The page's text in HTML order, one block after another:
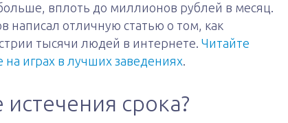
вплоть до миллионов рублей в месяц.
написал отличную статью о том, как
тысячи людей в интернете. Читайте
на играх в лучших заведениях.
срока?